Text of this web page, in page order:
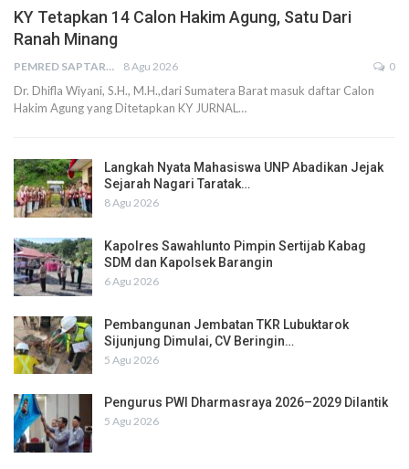
KY Tetapkan 14 Calon Hakim Agung, Satu Dari
Ranah Minang
PEMRED SAPTARIUS 8 Agu 2026 0
Dr. Dhifla Wiyani, S.H., M.H.,dari Sumatera Barat masuk daftar Calon
Hakim Agung yang Ditetapkan KY JURNAL…
Langkah Nyata Mahasiswa UNP Abadikan Jejak
Sejarah Nagari Taratak…
8 Agu 2026
Kapolres Sawahlunto Pimpin Sertijab Kabag
SDM dan Kapolsek Barangin
6 Agu 2026
Pembangunan Jembatan TKR Lubuktarok
Sijunjung Dimulai, CV Beringin…
5 Agu 2026
Pengurus PWI Dharmasraya 2026–2029 Dilantik
5 Agu 2026